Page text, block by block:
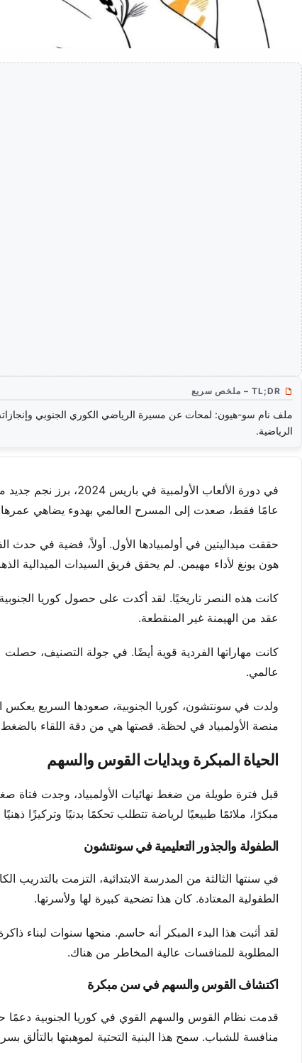
TL;DR – ملخص سريع
ملف نام سو-هيون: لمحات عن مسيرة الرياضي الكوري الجنوبي
الرياضية.
عامًا فقط، صعدت إلى المسرح العالمي بهدوء يضاهي عمرها.
حققت ميداليتين في أولمبيادها الأول. أولاً، فضية في
هون يونغ لأداء مهيمن. لم يحقق فريق السيدات الميدالية
كانت هذه النصر تاريخيًا. لقد أكدت على حصول كوريا
عقد من الهيمنة غير المنقطعة.
عالمي.
ولدت في سونتشون، كوريا الجنوبية، صعودها السريع يعكس
منصة الأولمبياد في لحظة. قصتها هي من دقة اللقاء
الحياة المبكرة وبدايات القوس والسهم
قبل فترة طويلة من ضغط نهائيات الأولمبياد، وجدت
مبكرًا، ملائمًا طبيعيًا لرياضة تتطلب تحكمًا بدنيًا وتركيزًا ذهنيًا
الطفولة والجذور التعليمية في سونتشون
في سنتها الثالثة من المدرسة الابتدائية، التزمت
الطفولية المعتادة. كان هذا تضحية كبيرة لها ولأسرتها.
لقد أثبت هذا البدء المبكر أنه حاسم. منحها سنوات لبناء
المطلوبة للمنافسات عالية المخاطر من هناك.
اكتشاف القوس والسهم في سن مبكرة
قدمت نظام القوس والسهم القوي في كوريا الجنوبية
منافسة للشباب. سمح هذا البنية التحتية لموهبتها بالتألق